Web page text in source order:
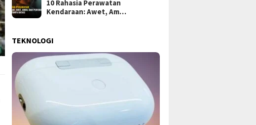
10 Rahasia Perawatan
Kendaraan: Awet, Am…
TEKNOLOGI